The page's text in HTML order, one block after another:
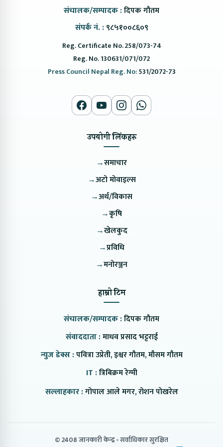
संचालक/सम्पादक :दिपक गौतम
संपर्क नं. : ९८५१००८६०९
Reg. Certificate No. 258/073-74
Reg. No. 130631/071/072
Press Council Nepal Reg. No:531/2072-73
उपयोगी लिंकहरु
→समाचार
→अटो मोवाइल्स
→अर्थ/विकास
→कृषि
→खेलकुद
→प्रविधि
→मनोरञ्जन
हाम्रो टिम
संचालक/सम्पादक :दिपक गौतम
संवाददाता :माधव प्रसाद भट्टराई
न्युज डेक्स :पवित्रा उप्रेती, इश्वर गौतम, मौसम गौतम
IT :त्रिबिक्रम रेग्मी
सल्लाहकार :गोपाल आले मगर, रोशन पोखरेल
© 2408 जानकारी केन्द्र सर्वाधिकार सुरक्षित